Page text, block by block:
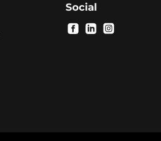
Social